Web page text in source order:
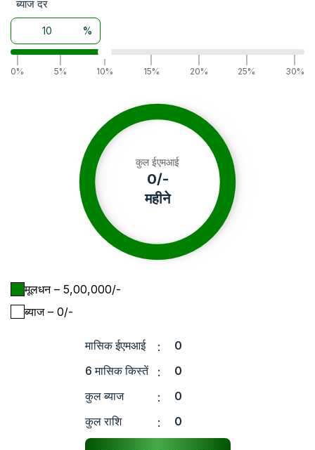
ब्याज दर
%
0%
5%
|
10%
15%
20%
25%
30%
कुल ईएमआई
0/-
महीने
मूलधन– ₹ 5,00,000/-
ब्याज– ₹ 0/-
मासिक ईएमआई :
0
6 मासिक किस्तें
:
0
कुल ब्याज
:
0
कुल राशि
: 0